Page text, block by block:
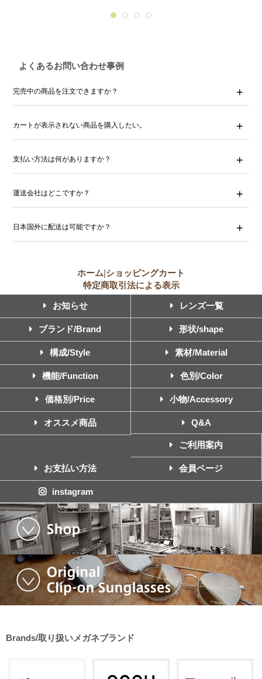
よくあるお問い合わせ事例
完売中の商品を注文できますか？
カートが表示されない商品を購入したい。
支払い方法は何がありますか？
運送会社はどこですか？
日本国外に配送は可能ですか？
ホーム|ショッピングカート
特定商取引法による表示
お知らせ レンズ一覧
ブランド/Brand 形状/shape
構成/Style 素材/Material
機能/Function 色別/Color
価格別/Price 小物/Accessory
オススメ商品 Q&A
ご利用案内
お支払い方法 会員ページ
instagram
Brands/取り扱いメガネブランド